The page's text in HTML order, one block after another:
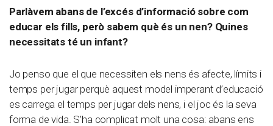
Parlàvem abans de l’excés d’informació sobre com
educar els fills, però sabem què és un nen? Quines
necessitats té un infant?
Jo penso que el que necessiten els nens és afecte, límits i
temps per jugar perquè aquest model imperant d’educació
es carrega el temps per jugar dels nens, i el joc és la seva
forma de vida. S’ha complicat molt una cosa: abans ens